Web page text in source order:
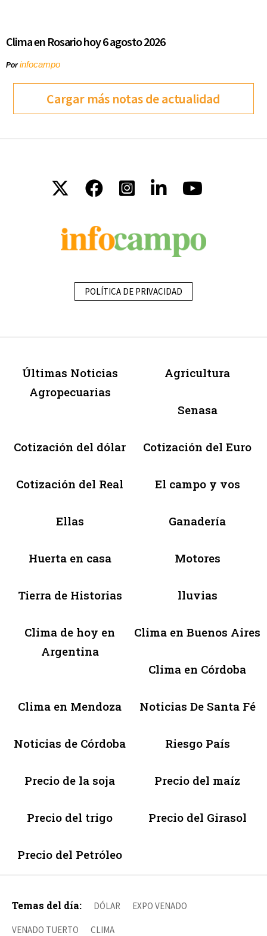
Clima en Rosario hoy 6 agosto 2026
Porinfocampo
Cargar más notas de actualidad
POLÍTICA DE PRIVACIDAD
Últimas Noticias
Agropecuarias
Agricultura
Senasa
Cotización del dólar Cotización del Euro
Cotización del Real El campo y vos
Ellas Ganadería
Huerta en casa Motores
Tierra de Historias lluvias
Clima de hoy en
Argentina
Clima en Buenos Aires
Clima en Córdoba
Clima en Mendoza Noticias De Santa Fé
Noticias de Córdoba Riesgo País
Precio de la soja Precio del maíz
Precio del trigo Precio del Girasol
Precio del Petróleo
Temas del día: DÓLAR EXPO VENADO
VENADO TUERTO CLIMA